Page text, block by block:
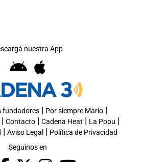
nuestra App
fundadores| Por siempre Mario|
Contacto| Cadena Heat | La Popu |
| Aviso Legal | Política de Privacidad
Seguinos en